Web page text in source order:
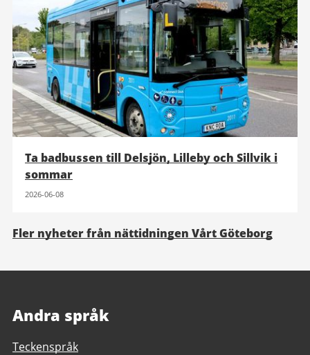
Ta badbussen till Delsjön, Lilleby och Sillvik i
sommar
2026-06-08
Fler nyheter från nättidningen Vårt Göteborg
Andra språk
Teckenspråk